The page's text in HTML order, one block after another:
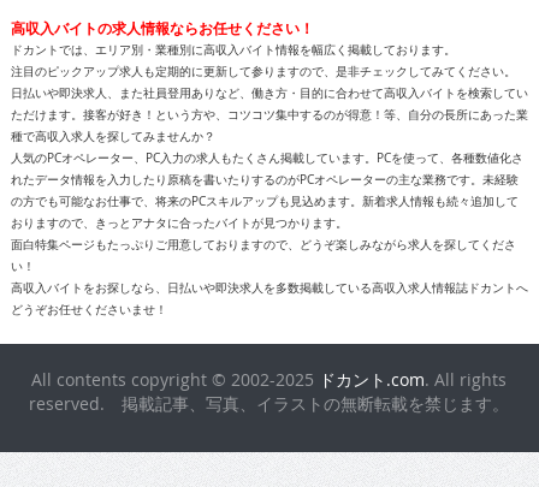
高収入バイトの求人情報ならお任せください！
ドカントでは、エリア別・業種別に高収入バイト情報を幅広く掲載しております。
注目のピックアップ求人も定期的に更新して参りますので、是非チェックしてみてください。
日払いや即決求人、また社員登用ありなど、働き方・目的に合わせて高収入バイトを検索してい
ただけます。接客が好き！という方や、コツコツ集中するのが得意！等、自分の長所にあった業
種で高収入求人を探してみませんか？
人気のPCオペレーター、PC入力の求人もたくさん掲載しています。PCを使って、各種数値化さ
れたデータ情報を入力したり原稿を書いたりするのがPCオペレーターの主な業務です。未経験
の方でも可能なお仕事で、将来のPCスキルアップも見込めます。新着求人情報も続々追加して
おりますので、きっとアナタに合ったバイトが見つかります。
面白特集ページもたっぷりご用意しておりますので、どうぞ楽しみながら求人を探してくださ
い！
高収入バイトをお探しなら、日払いや即決求人を多数掲載している高収入求人情報誌ドカントへ
どうぞお任せくださいませ！
All contents copyright © 2002-2025 ドカント.com. All rights
reserved. 掲載記事、写真、イラストの無断転載を禁じます。